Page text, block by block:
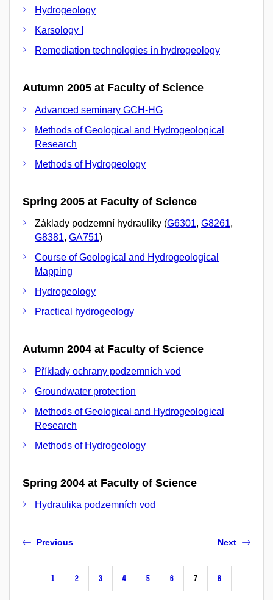
Hydrogeology
Karsology I
Remediation technologies in hydrogeology
Autumn 2005 at Faculty of Science
Advanced seminary GCH-HG
Methods of Geological and Hydrogeological
Research
Methods of Hydrogeology
Spring 2005 at Faculty of Science
Základy podzemní hydrauliky (G6301, G8261,
G8381, GA751)
Course of Geological and Hydrogeological
Mapping
Hydrogeology
Practical hydrogeology
Autumn 2004 at Faculty of Science
Příklady ochrany podzemních vod
Groundwater protection
Methods of Geological and Hydrogeological
Research
Methods of Hydrogeology
Spring 2004 at Faculty of Science
Hydraulika podzemních vod
Previous
1 2 3 4 5 6 7 8
Next